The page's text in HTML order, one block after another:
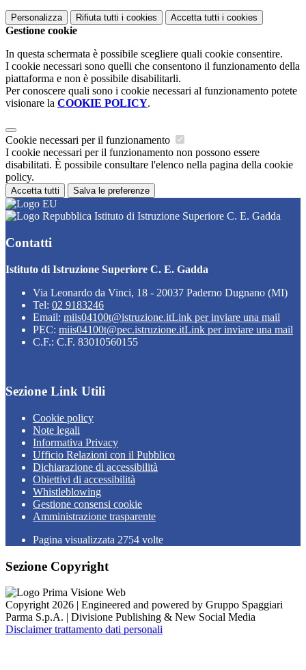
Personalizza Rifiuta tutti i cookies Accetta tutti i cookies
Gestione cookie
In questa schermata è possibile scegliere quali cookie consentire.
I cookie necessari sono quelli che consentono il funzionamento della
piattaforma e non è possibile disabilitarli.
Per conoscere quali sono i cookie necessari al funzionamento potete
visionare la COOKIE POLICY.
Cookie necessari per il funzionamento
I cookie necessari per il funzionamento non possono essere
disabilitati. È possibile consultare l'elenco nella pagina della cookie
policy.
Accetta tutti Salva le preferenze
Istituto di Istruzione Superiore C. E. Gadda
Contatti
Istituto di Istruzione Superiore C. E. Gadda
Via Leonardo da Vinci, 18 - 20037 Paderno Dugnano (MI)
Tel: 02 9183246
Email: miis04100t@istruzione.itLink per inviare una mail
PEC: miis04100t@pec.istruzione.itLink per inviare una mail
C.F.: C.F. 83010560155
Sezione Link Utili
Cookie policy
Note legali
Informativa Privacy
Ufficio Relazioni con il Pubblico
Dichiarazione di accessibilità
Obiettivi di accessibilità
Whistleblowing
Gestione consensi cookie
Amministrazione trasparente
Pagina visualizzata 2754 volte
Sezione Copyright
Copyright 2026 | Engineered and powered by Gruppo Spaggiari
Parma S.p.A. | Divisione Publishing & New Social Media
Disclaimer trattamento dati personali